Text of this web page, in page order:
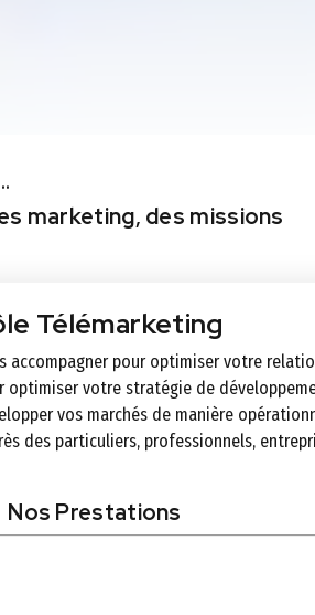
marketing, des missions
Télémarketing
accompagner pour optimiser votre
optimiser votre stratégie de
vos marchés de manière
des particuliers, professionnels,
Nos Prestations